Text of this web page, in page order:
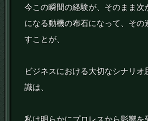
今この瞬間の経験が、そのまま次
になる動機の布石になって、その
すことが、
ビジネスにおける大切なシナリオ
識は、